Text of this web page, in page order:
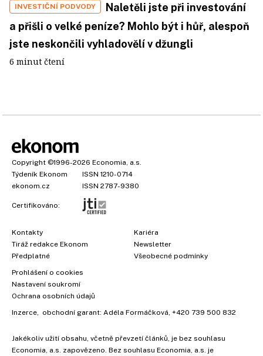
INVESTIČNÍ PODVODY
Naletěli jste při investování
a přišli o velké peníze? Mohlo být i hůř, alespoň
jste neskončili vyhladovělí v džungli
6 minut čtení
Copyright ©1996-2026 Economia, a.s.
Týdeník Ekonom
ISSN 1210-0714
ekonom.cz
ISSN 2787-9380
Certifikováno:
Kontakty
Tiráž redakce Ekonom
Předplatné
Kariéra
Newsletter
Všeobecné podmínky
Prohlášení o cookies
Nastavení soukromí
Ochrana osobních údajů
Inzerce , obchodní garant: Adéla Formáčková +420 739 500 832
Jakékoliv užití obsahu, včetně převzetí článků, je bez souhlasu
Economia, a.s. zapovězeno. Bez souhlasu Economia, a.s. je